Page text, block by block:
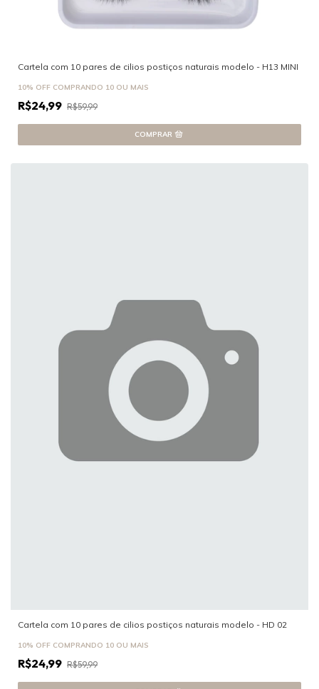
Cartela com 10 pares de cilios postiços naturais modelo - H13 MINI
10% OFF COMPRANDO 10 OU MAIS
R$24,99 R$59,99
Cartela com 10 pares de cilios postiços naturais modelo - HD 02
10% OFF COMPRANDO 10 OU MAIS
R$24,99 R$59,99